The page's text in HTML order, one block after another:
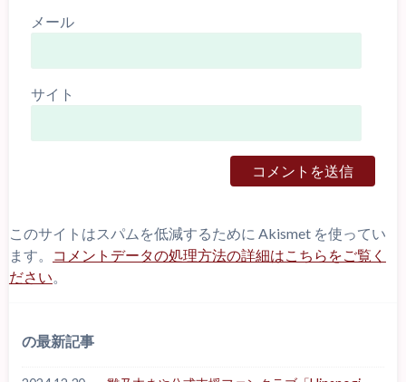
メール
サイト
このサイトはスパムを低減するために Akismet を使ってい
ます。
コメントデータの処理方法の詳細はこちらをご覧く
ださい
の最新記事